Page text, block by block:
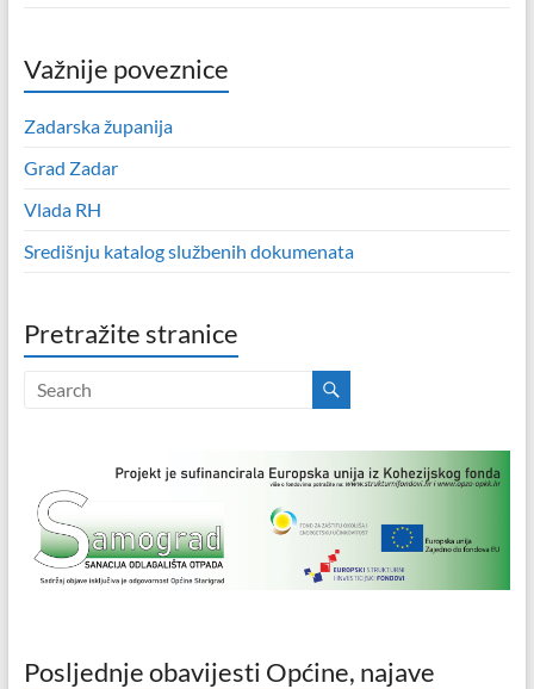
Važnije poveznice
Zadarska županija
Grad Zadar
Vlada RH
Središnju katalog službenih dokumenata
Pretražite stranice
Posljednje obavijesti Općine, najave